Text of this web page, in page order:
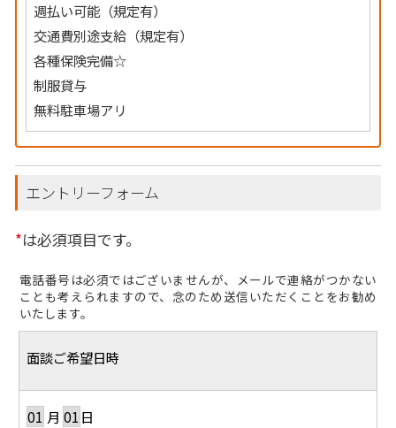
週払い可能（規定有）
交通費別途支給（規定有）
各種保険完備☆
制服貸与
無料駐車場アリ
エントリーフォーム
*は必須項目です。
電話番号は必須ではございませんが、メールで連絡がつかない
ことも考えられますので、念のため送信いただくことをお勧め
いたします。
面談ご希望日時
月 日